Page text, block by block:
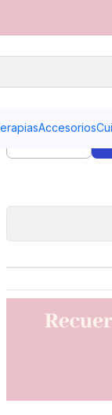
Accesorios
Quantity